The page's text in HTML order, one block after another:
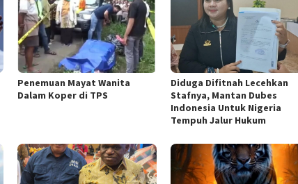
Penemuan Mayat Wanita
Dalam Koper di TPS
Diduga Difitnah Lecehkan
Stafnya, Mantan Dubes
Indonesia Untuk Nigeria
Tempuh Jalur Hukum